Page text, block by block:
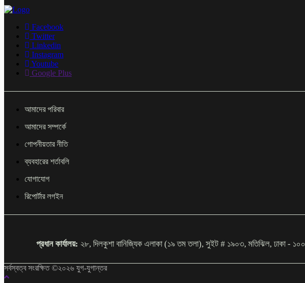
Facebook
Twitter
Linkedin
Instagram
Youtube
Google Plus
আমাদের পরিবার
আমাদের সম্পর্কে
গোপনীয়তার নীতি
ব্যবহারের শর্তাবলি
যোগাযোগ
রিপোর্টার লগইন
প্রধান কার্যালয়: ২৮, দিলকুশা বানিজ্যিক এলাকা (১৯ তম তলা), সুইট # ১৯০৩, মতিঝিল,
সর্বস্বত্ব সংরক্ষিত ©২০২৬ যুগ-যুগান্তর